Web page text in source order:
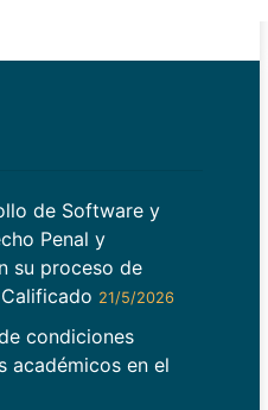
de Software y
Penal y
su proceso de
21/5/2026
condiciones
académicos en el